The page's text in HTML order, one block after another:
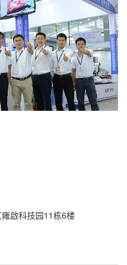
啟科技园11栋6楼